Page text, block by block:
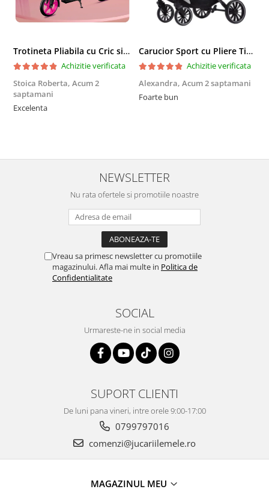
Trotineta Pliabila cu Cric si Maner Reglabil
Achizitie verificata
Stoica Roberta, Acum 2
saptamani
Excelenta
Carucior Sport cu Pliere Tip Troller si Maner Reversibil - Gri
Achizitie verificata
Alexandra, Acum 2 saptamani
Foarte bun
NEWSLETTER
Nu rata ofertele si promotiile noastre
Vreau sa primesc newsletter cu promotiile
magazinului. Afla mai multe in Politica de
Confidentialitate
SOCIAL
Urmareste-ne in social media
SUPORT CLIENTI
De luni pana vineri, intre orele 9:00-17:00
0799797016
comenzi@jucariilemele.ro
MAGAZINUL MEU